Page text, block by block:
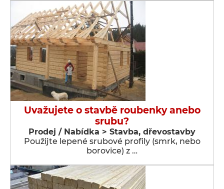
Uvažujete o stavbě roubenky anebo
srubu?
Prodej / Nabídka > Stavba, dřevostavby
Použijte lepené srubové profily (smrk, nebo
borovice) z …